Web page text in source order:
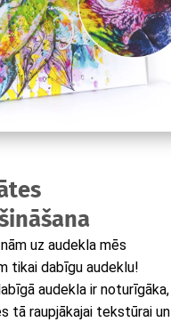
uz audekla mēs
tikai dabīgu audeklu!
audekla ir noturīgāka,
tā raupjākajai tekstūrai un